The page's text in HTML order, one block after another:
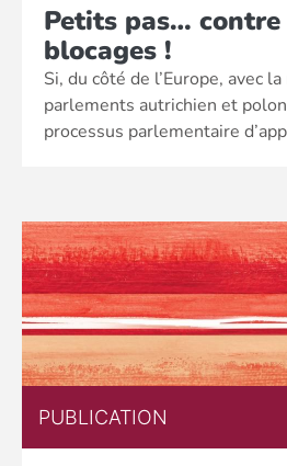
Petits pas… contre
blocages !
Si, du côté de l’Europe, avec
parlements autrichien et
processus parlementaire
PUBLICATION